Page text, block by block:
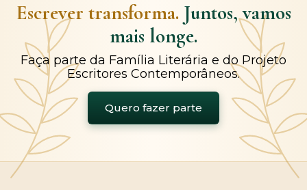
Escrever transforma. Juntos, vamos
mais longe.
Faça parte da Família Literária e do Projeto
Escritores Contemporâneos.
Quero fazer parte